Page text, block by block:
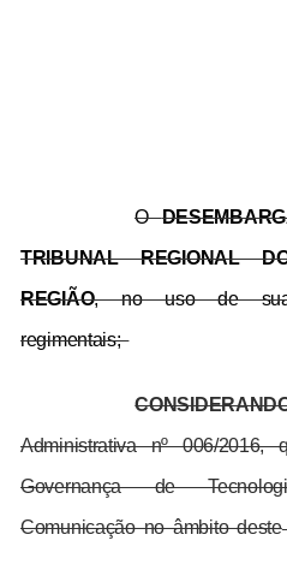
O
TRIBUNAL REGIONAL
REGIÃO, no uso de
regimentais;
Administrativa nº 006/2016,
Governança de
Comunicação no âmbito deste